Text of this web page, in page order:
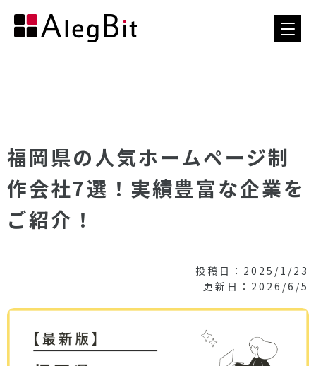
福岡県の人気ホームページ制
作会社7選！実績豊富な企業を
ご紹介！
投稿日：2025/1/23
更新日：2026/6/5